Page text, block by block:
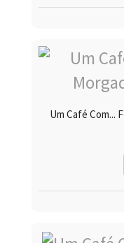
Um Café Com...